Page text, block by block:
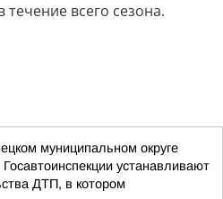
всего сезона.
муниципальном округе
Госавтоинспекции устанавливают
ДТП, в котором